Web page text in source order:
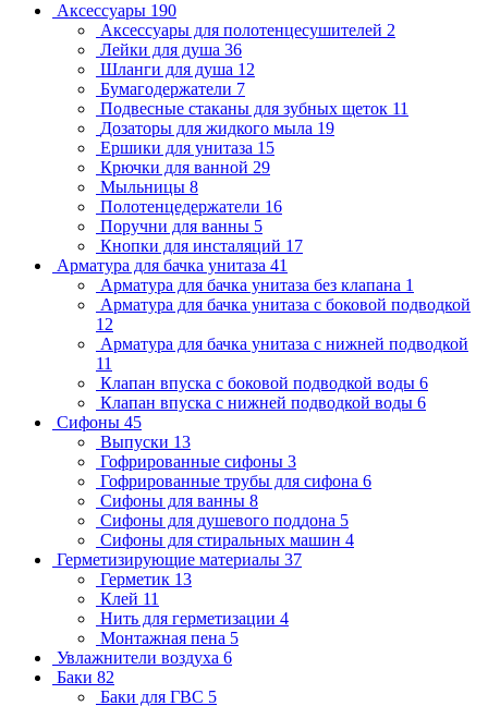
Аксессуары 190
Аксессуары для полотенцесушителей 2
Лейки для душа 36
Шланги для душа 12
Бумагодержатели 7
Подвесные стаканы для зубных щеток 11
Дозаторы для жидкого мыла 19
Ершики для унитаза 15
Крючки для ванной 29
Мыльницы 8
Полотенцедержатели 16
Поручни для ванны 5
Кнопки для инсталяций 17
Арматура для бачка унитаза 41
Арматура для бачка унитаза без клапана 1
Арматура для бачка унитаза с боковой подводкой
12
Арматура для бачка унитаза с нижней подводкой
11
Клапан впуска с боковой подводкой воды 6
Клапан впуска с нижней подводкой воды 6
Сифоны 45
Выпуски 13
Гофрированные сифоны 3
Гофрированные трубы для сифона 6
Сифоны для ванны 8
Сифоны для душевого поддона 5
Сифоны для стиральных машин 4
Герметизирующие материалы 37
Герметик 13
Клей 11
Нить для герметизации 4
Монтажная пена 5
Увлажнители воздуха 6
Баки 82
Баки для ГВС 5